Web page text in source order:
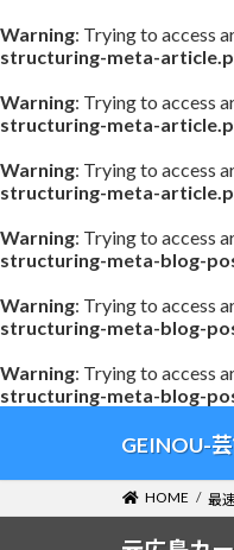
Warning: Trying to access
structuring-meta-
Warning: Trying to access
structuring-meta-
Warning: Trying to access
structuring-meta-
Warning: Trying to access
structuring-meta-blog-
Warning: Trying to access
structuring-meta-blog-
Warning: Trying to access
structuring-meta-blog-
テ
ゲ
GEINOU-
HOME 最